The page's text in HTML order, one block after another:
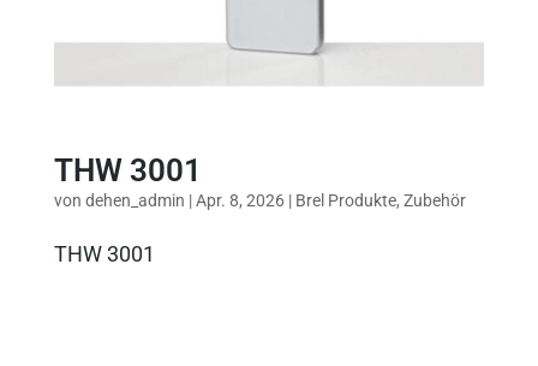
THW 3001
von dehen_admin |Apr. 8, 2026| Brel Produkte, Zubehör
THW 3001